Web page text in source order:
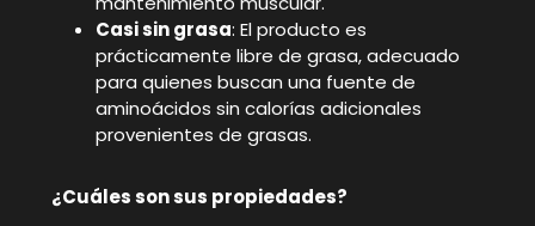
Casi sin grasa: El producto es
prácticamente libre de grasa, adecuado
para quienes buscan una fuente de
aminoácidos sin calorías adicionales
provenientes de grasas.
¿Cuáles son sus propiedades?